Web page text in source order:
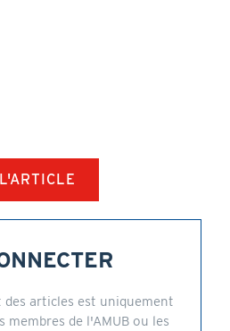
des articles est uniquement
membres de l'AMUB ou les